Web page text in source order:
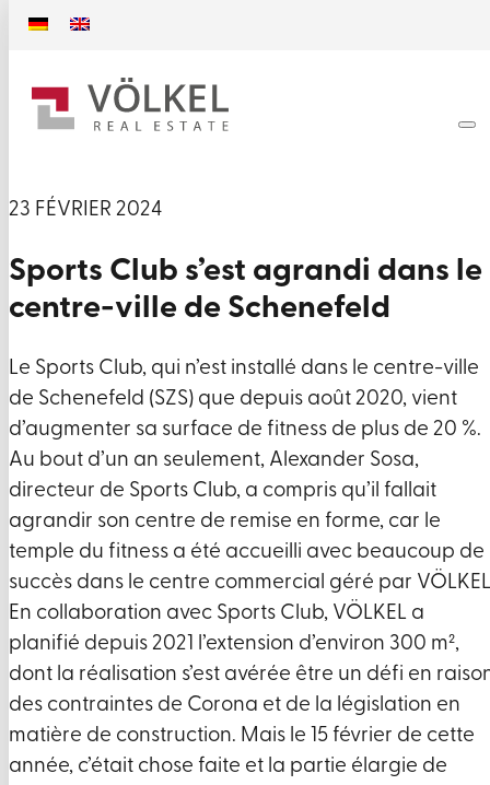
23 FÉVRIER 2024
Sports Club s’est agrandi dans le
centre-ville de Schenefeld
Le Sports Club, qui n’est installé dans le centre-ville
de Schenefeld (SZS) que depuis août 2020, vient
d’augmenter sa surface de fitness de plus de 20 %.
Au bout d’un an seulement, Alexander Sosa,
directeur de Sports Club, a compris qu’il fallait
agrandir son centre de remise en forme, car le
temple du fitness a été accueilli avec beaucoup de
succès dans le centre commercial géré par
En collaboration avec Sports Club, VÖLKEL a
planifié depuis 2021 l’extension d’environ 300 m²,
dont la réalisation s’est avérée être un défi en
des contraintes de Corona et de la législation en
matière de construction. Mais le 15 février de cette
année, c’était chose faite et la partie élargie de